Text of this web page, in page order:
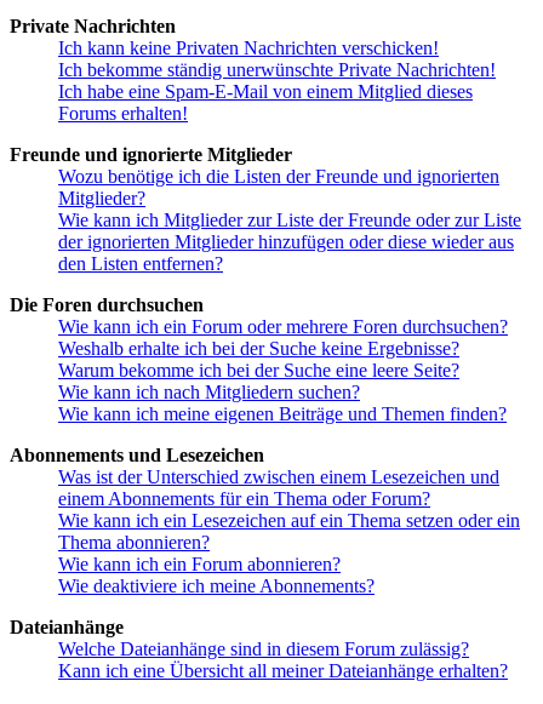
Private Nachrichten
Ich kann keine Privaten Nachrichten verschicken!
Ich bekomme ständig unerwünschte Private Nachrichten!
Ich habe eine Spam-E-Mail von einem Mitglied dieses
Forums erhalten!
Freunde und ignorierte Mitglieder
Wozu benötige ich die Listen der Freunde und ignorierten
Mitglieder?
Wie kann ich Mitglieder zur Liste der Freunde oder zur Liste
der ignorierten Mitglieder hinzufügen oder diese wieder aus
den Listen entfernen?
Die Foren durchsuchen
Wie kann ich ein Forum oder mehrere Foren durchsuchen?
Weshalb erhalte ich bei der Suche keine Ergebnisse?
Warum bekomme ich bei der Suche eine leere Seite?
Wie kann ich nach Mitgliedern suchen?
Wie kann ich meine eigenen Beiträge und Themen finden?
Abonnements und Lesezeichen
Was ist der Unterschied zwischen einem Lesezeichen und
einem Abonnements für ein Thema oder Forum?
Wie kann ich ein Lesezeichen auf ein Thema setzen oder ein
Thema abonnieren?
Wie kann ich ein Forum abonnieren?
Wie deaktiviere ich meine Abonnements?
Dateianhänge
Welche Dateianhänge sind in diesem Forum zulässig?
Kann ich eine Übersicht all meiner Dateianhänge erhalten?